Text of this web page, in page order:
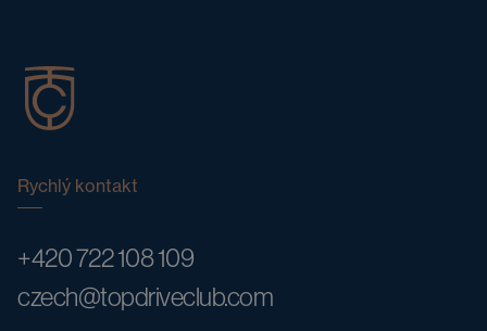
Rychlý kontakt
+420 722 108 109
czech@topdriveclub.com